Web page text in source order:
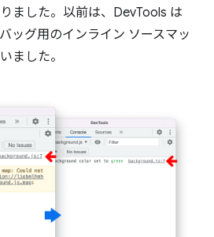
ました。以前は、DevTools は
ッグ用のインライン ソースマッ
ました。